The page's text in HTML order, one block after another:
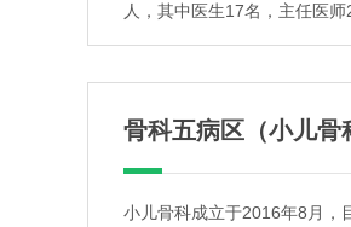
人，其中医生17名，主任医师
骨科五病区（小儿骨
小儿骨科成立于2016年8月，